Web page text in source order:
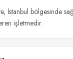
İstanbul bölgesinde
işletmedir.